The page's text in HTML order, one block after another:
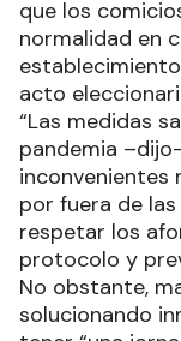
que los
normalidad en
acto
“Las medidas
pandemia
inconvenientes
por fuera de
respetar los
protocolo y
No obstante,
solucionando